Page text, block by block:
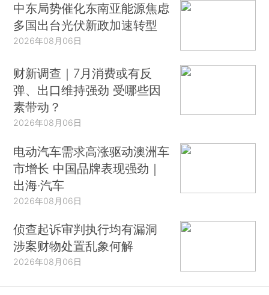
中东局势催化东南亚能源焦虑
多国出台光伏新政加速转型
2026年08月06日
财新调查｜7月消费或有反
弹、出口维持强劲 受哪些因
素带动？
2026年08月06日
电动汽车需求高涨驱动澳洲车
市增长 中国品牌表现强劲｜
出海·汽车
2026年08月06日
侦查起诉审判执行均有漏洞
涉案财物处置乱象何解
2026年08月06日